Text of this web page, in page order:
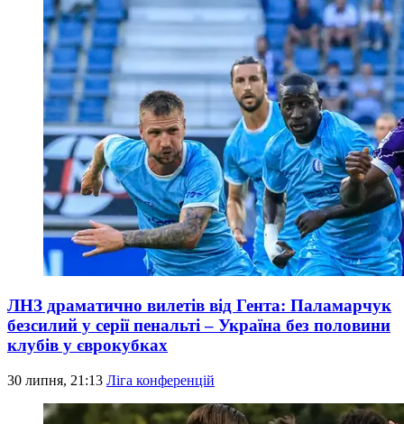
ЛНЗ драматично вилетів від Гента: Паламарчук
безсилий у серії пенальті – Україна без половини
клубів у єврокубках
30 липня, 21:13 Ліга конференцій